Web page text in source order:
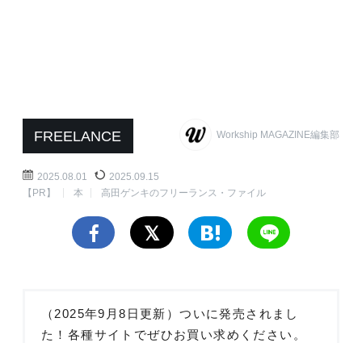
FREELANCE Workship MAGAZINE編集部
2025.08.01
2025.09.15
【PR】
本 高田ゲンキのフリーランス・ファイル
（2025年9月8日更新）ついに発売されまし
た！各種サイトでぜひお買い求めください。